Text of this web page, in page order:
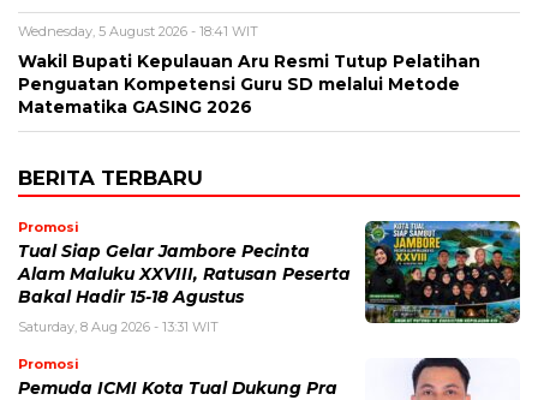
Wednesday, 5 August 2026 - 18:41 WIT
Wakil Bupati Kepulauan Aru Resmi Tutup Pelatihan
Penguatan Kompetensi Guru SD melalui Metode
Matematika GASING 2026
BERITA TERBARU
Promosi
Tual Siap Gelar Jambore Pecinta
Alam Maluku XXVIII, Ratusan Peserta
Bakal Hadir 15-18 Agustus
Saturday, 8 Aug 2026 - 13:31 WIT
Promosi
Pemuda ICMI Kota Tual Dukung Pra